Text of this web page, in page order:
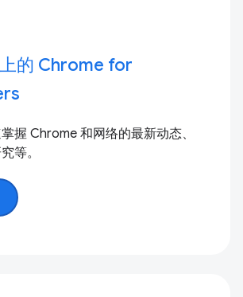
的 Chrome for
握 Chrome 和网络的最新动态、
等。